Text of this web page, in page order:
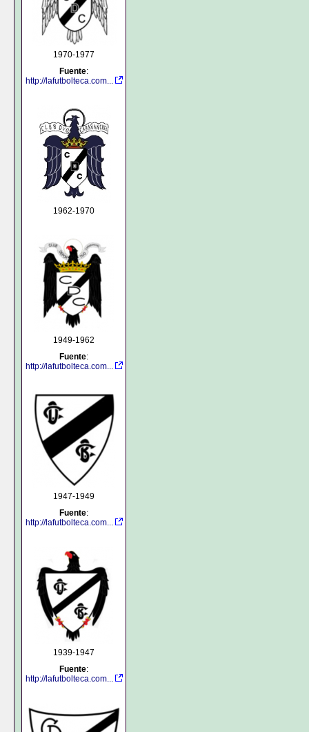
1970-1977
Fuente:
http://lafutbolteca.com...
1962-1970
1949-1962
Fuente:
http://lafutbolteca.com...
1947-1949
Fuente:
http://lafutbolteca.com...
1939-1947
Fuente:
http://lafutbolteca.com...